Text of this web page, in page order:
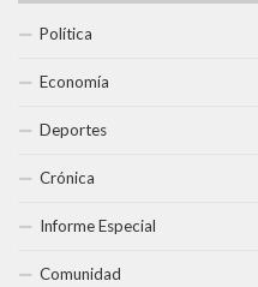
Política
Economía
Deportes
Crónica
Informe Especial
Comunidad